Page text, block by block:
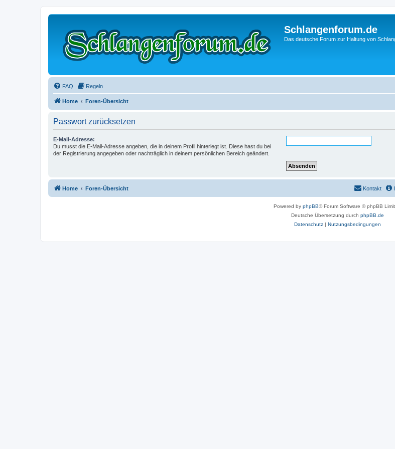
Schlangenforum.de
Das deutsche Forum zur Haltung von
FAQ Regeln
Home Foren-Übersicht
Passwort zurücksetzen
E-Mail-Adresse:
Du musst die E-Mail-Adresse angeben, die in deinem Profil hinterlegt ist. Diese hast du bei
der Registrierung angegeben oder nachträglich in deinem persönlichen Bereich geändert.
Home Foren-Übersicht Kontakt
Powered by phpBB® Forum Software © phpBB
Deutsche Übersetzung durch phpBB.de
Datenschutz| Nutzungsbedingungen